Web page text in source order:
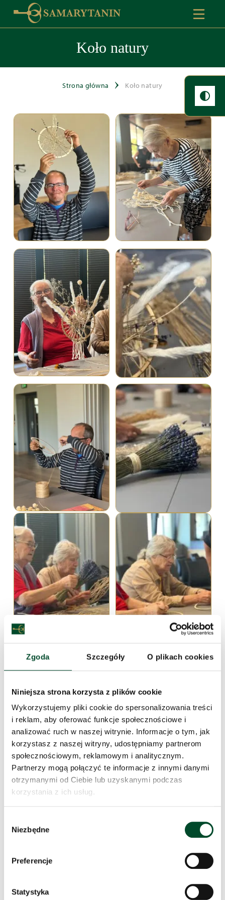
Zgoda Szczegóły O plikach cookies
Niniejsza strona korzysta z plików cookie
Wykorzystujemy pliki cookie do spersonalizowania treści
i reklam, aby oferować funkcje społecznościowe i
analizować ruch w naszej witrynie. Informacje o tym, jak
korzystasz z naszej witryny, udostępniamy partnerom
społecznościowym, reklamowym i analitycznym.
Partnerzy mogą połączyć te informacje z innymi danymi
otrzymanymi od Ciebie lub uzyskanymi podczas
korzystania z ich usług.
zgody
Niezbędne
Preferencje
Statystyka
Koło natury
Strona główna Koło natury